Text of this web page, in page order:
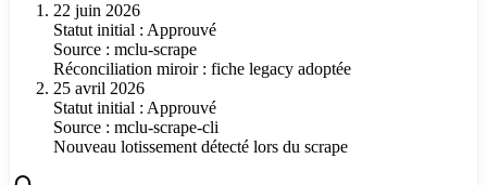
22 juin 2026
Statut initial : Approuvé
Source : mclu-scrape
Réconciliation miroir : fiche legacy adoptée
25 avril 2026
Statut initial : Approuvé
Source : mclu-scrape-cli
Nouveau lotissement détecté lors du scrape